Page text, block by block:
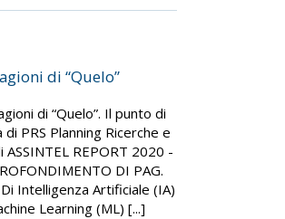
di “Quelo”
di “Quelo”. Il punto di
di PRS Planning Ricerche e
ASSINTEL REPORT 2020 -
DI PAG.
Intelligenza Artificiale (IA)
Learning (ML) [...]